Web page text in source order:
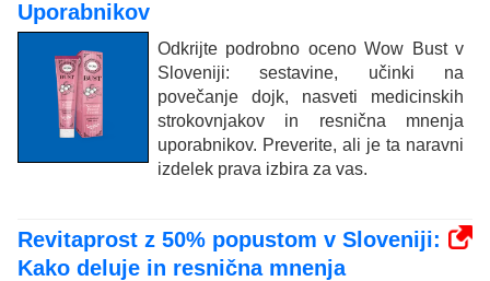
Uporabnikov
Odkrijte podrobno oceno Wow Bust v
Sloveniji: sestavine, učinki na
povečanje dojk, nasveti medicinskih
strokovnjakov in resnična mnenja
uporabnikov. Preverite, ali je ta naravni
izdelek prava izbira za vas.
Revitaprost z 50% popustom v Sloveniji:
Kako deluje in resnična mnenja